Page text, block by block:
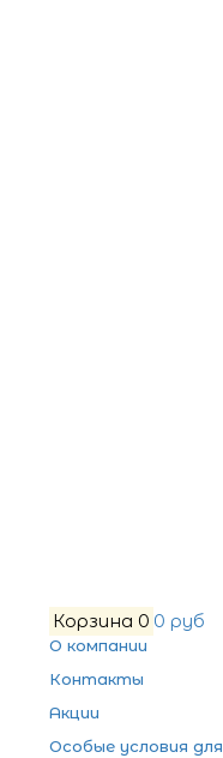
Корзина 0 0 руб
О компании
Контакты
Акции
Особые условия для